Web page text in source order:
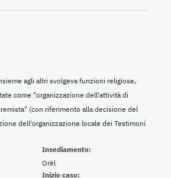
Insediamento:
Orël
agli altri svolgeva funzioni religiose,
come "organizzazione dell'attività di
(con riferimento alla decisione del
dell'organizzazione locale dei Testimoni
Inizio caso: